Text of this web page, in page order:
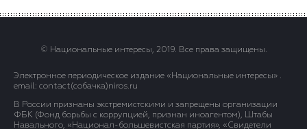
© Национальные интересы, 2019. Все права защищены.
Электронное периодическое издание «Национальные интересы» .
email: contact(сoбaчка)niros.ru
В России признаны экстремистскими и запрещены организации
ФБК (Фонд борьбы с коррупцией, признан иноагентом), Штабы
Навального, «Национал-большевистская партия», «Свидетели